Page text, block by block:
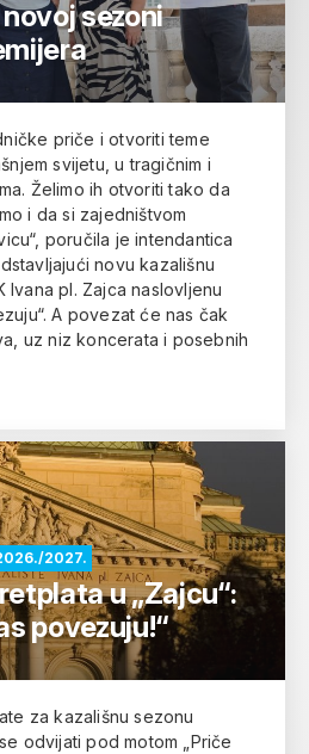
sezoni
priče i otvoriti teme
svijetu, u tragičnim i
Želimo ih otvoriti tako da
i da si zajedništvom
poručila je intendantica
novu kazališnu
Ivana pl. Zajca naslovljenu
A povezat će nas čak
uz niz koncerata i posebnih
2027.
u „Zajcu“:
povezuju!“
za kazališnu sezonu
odvijati pod motom „Priče